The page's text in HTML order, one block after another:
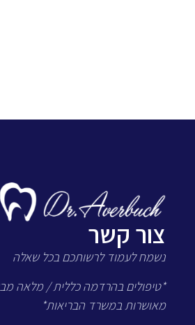
צור קשר
נשמח לעמוד לרשותכם בכל שאלה
*טיפולים בהרדמה כללית / מלאה
מאושרות במשרד הבריאות*